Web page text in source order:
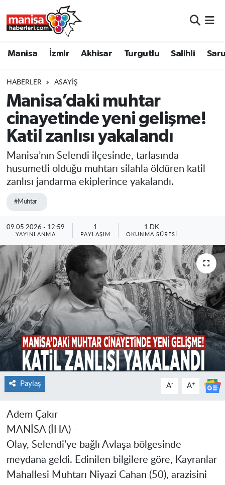
Manisa İzmir Akhisar Turgutlu Salihli
HABERLER ASAYIŞ
Manisa’daki muhtar
cinayetinde yeni gelişme!
Katil zanlısı yakalandı
Manisa’nın Selendi ilçesinde, tarlasında
husumetli olduğu muhtarı silahla öldüren katil
zanlısı jandarma ekiplerince yakalandı.
#Muhtar
09.05.2026 - 12:59
YAYINLANMA
1
PAYLAŞIM
1 DK
OKUNMA SÜRESI
Paylaş A- A+
Adem Çakır
MANİSA (İHA) -
Olay, Selendi'ye bağlı Avlaşa bölgesinde
meydana geldi. Edinilen bilgilere göre, Kayranlar
Mahallesi Muhtarı Niyazi Cahan (50), arazisini
Turgutlu
Salihli
Saruhanlı
Manisa Nöbetçi Eczaneler
Manisa Trafik Yoğunluk Haritası
Süper Lig Puan Durumu ve Fikstür
Tüm Manşetler